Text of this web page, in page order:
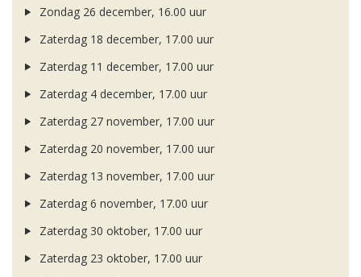
Zondag 26 december, 16.00 uur
Zaterdag 18 december, 17.00 uur
Zaterdag 11 december, 17.00 uur
Zaterdag 4 december, 17.00 uur
Zaterdag 27 november, 17.00 uur
Zaterdag 20 november, 17.00 uur
Zaterdag 13 november, 17.00 uur
Zaterdag 6 november, 17.00 uur
Zaterdag 30 oktober, 17.00 uur
Zaterdag 23 oktober, 17.00 uur